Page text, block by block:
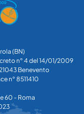
(BN)
n° 4 del 14/01/2009
Benevento
n° 8511410
60 - Roma